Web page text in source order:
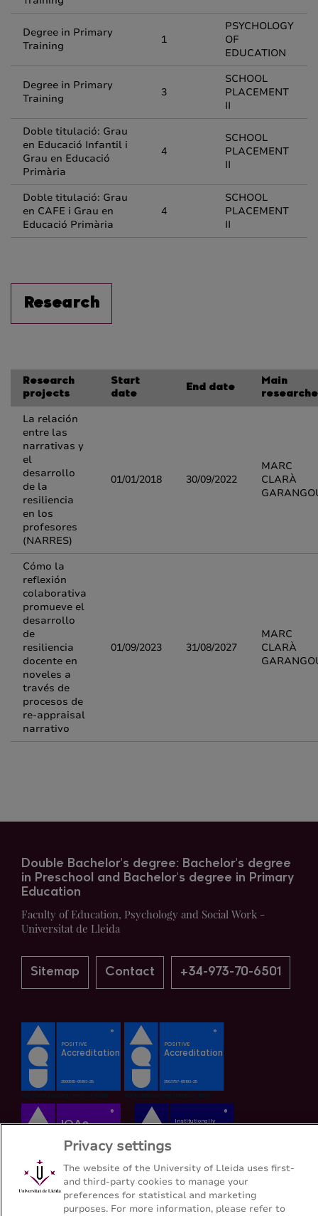
Degree in Primary
Training
1
PSYCHOLOGY
OF
EDUCATION
Degree in Primary
Training
3
SCHOOL
PLACEMENT
II
Doble titulació: Grau
en Educació Infantil i
Grau en Educació
Primària
4
SCHOOL
PLACEMENT
II
Doble titulació: Grau
en CAFE i Grau en
Educació Primària
4
SCHOOL
PLACEMENT
II
Research
Research
projects
Start
date
End date
Main
La relación
entre las
narrativas y
el
desarrollo
de la
resiliencia
en los
profesores
(NARRES)
01/01/2018 30/09/2022
MARC
CLARÀ
Cómo la
reflexión
colaborativa
promueve el
desarrollo
de
resiliencia
docente en
noveles a
través de
procesos de
re-appraisal
narrativo
01/09/2023 31/08/2027
MARC
CLARÀ
Double Bachelor's degree: Bachelor's degree
in Preschool and Bachelor's degree in Primary
Education
Faculty of Education, Psychology and Social Work -
Universitat de Lleida
Sitemap Contact +34-973-70-6501
Privacy settings
The website of the University of Lleida uses first-
and third-party cookies to manage your
preferences for statistical and marketing
purposes. For more information, please refer to